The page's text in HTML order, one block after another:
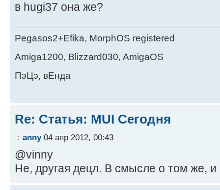
в hugi37 она же?
Pegasos2+Efika, MorphOS registered
Amiga1200, Blizzard030, AmigaOS
ПэЦэ, вЕнда
Re: Статья: MUI Сегодня
anny04 апр 2012, 00:43
@vinny
Не, другая децл. В смысле о том же, и